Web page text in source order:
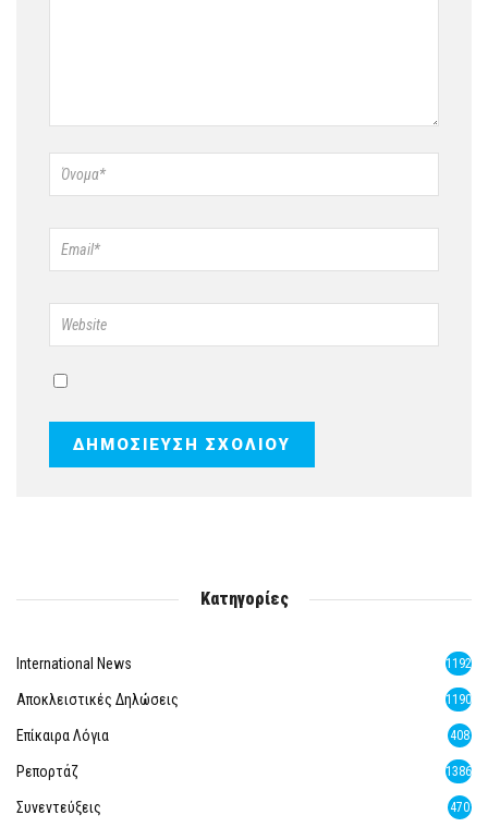
Κατηγορίες
International News 1192
Αποκλειστικές Δηλώσεις 1190
Επίκαιρα Λόγια 408
Ρεπορτάζ 1386
Συνεντεύξεις 470